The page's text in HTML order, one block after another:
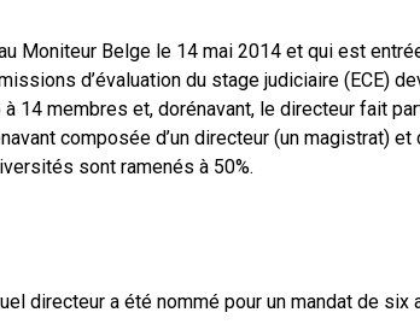
Belge le 14 mai 2014 et qui est
d’évaluation du stage judiciaire (ECE)
14 membres et, dorénavant, le directeur fait
composée d’un directeur (un magistrat) et
sont ramenés à 50%.
directeur a été nommé pour un mandat de six